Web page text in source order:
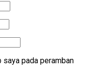
saya pada peramban